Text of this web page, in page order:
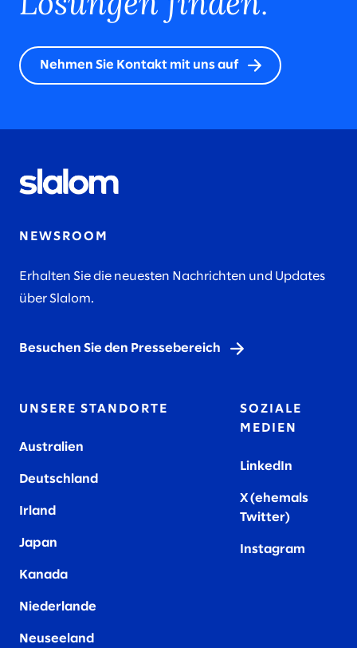
.
Nehmen Sie Kontakt mit uns auf
NEWSROOM
Erhalten Sie die neuesten Nachrichten und Updates
über Slalom.
Besuchen Sie den Pressebereich
UNSERE STANDORTE
Australien
Deutschland
Irland
Japan
Kanada
Niederlande
Neuseeland
SOZIALE
MEDIEN
LinkedIn
X (ehemals
Twitter)
Instagram